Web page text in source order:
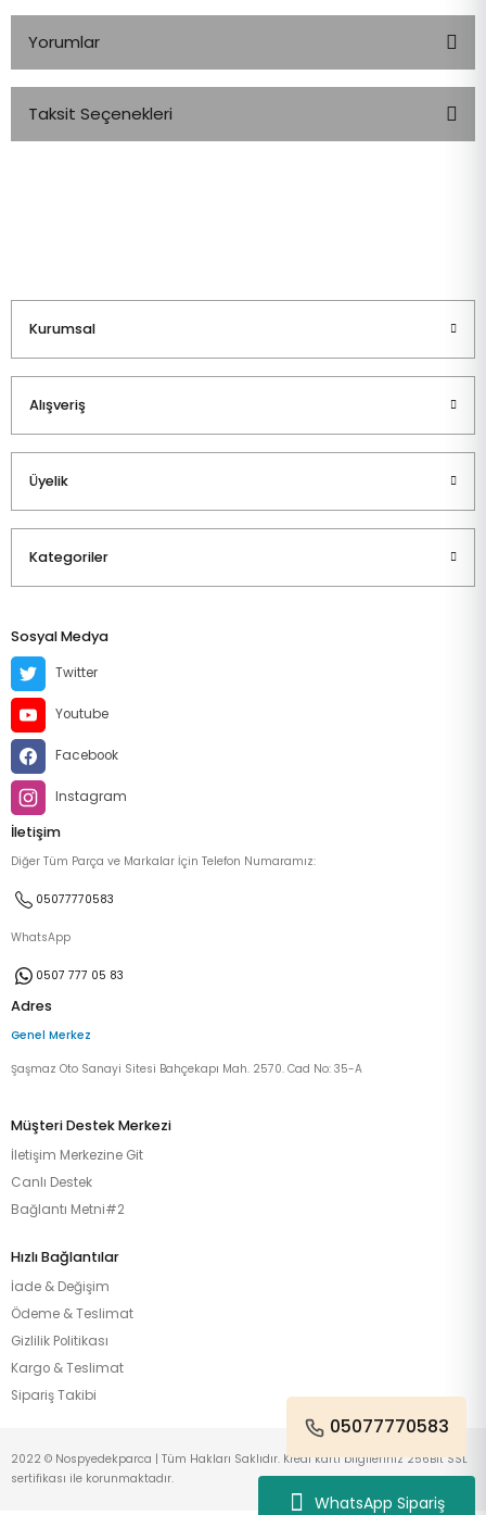
WhatsApp Sipariş
Yorumlar
Taksit Seçenekleri
Kurumsal
Alışveriş
Üyelik
Kategoriler
Sosyal Medya
Twitter
Youtube
Facebook
Instagram
İletişim
Diğer Tüm Parça ve Markalar İçin Telefon Numaramız:
05077770583
WhatsApp
0507 777 05 83
Adres
Genel Merkez
Şaşmaz Oto Sanayi Sitesi Bahçekapı Mah. 2570. Cad No: 35-A
Müşteri Destek Merkezi
İletişim Merkezine Git
Canlı Destek
Bağlantı Metni#2
Hızlı Bağlantılar
İade & Değişim
Ödeme & Teslimat
Gizlilik Politikası
Kargo & Teslimat
Sipariş Takibi
05077770583
2022 © Nospyedekparca | Tüm Hakları Saklıdır. Kredi kartı bilgileriniz 256Bit SSL
sertifikası ile korunmaktadır.